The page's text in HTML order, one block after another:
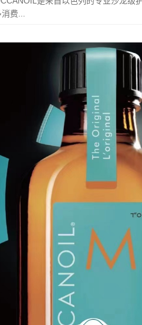
费...